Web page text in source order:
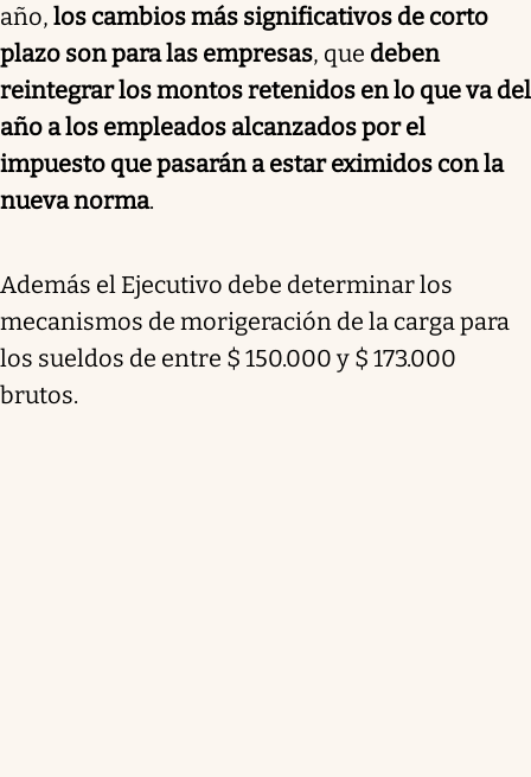
año, los cambios más significativos de corto
plazo son para las empresas, que deben
reintegrar los montos retenidos en lo que va del
año a los empleados alcanzados por el
impuesto que pasarán a estar eximidos con la
nueva norma.
Además el Ejecutivo debe determinar los
mecanismos de morigeración de la carga para
los sueldos de entre $ 150.000 y $ 173.000
brutos.